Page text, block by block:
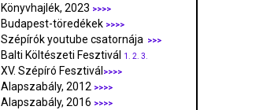
Könyvhajlék, 2023 >>>>
Budapest-töredékek >>>>
Szépírók youtube csatornája >>>
Balti Költészeti Fesztivál 1. 2. 3.
XV. Szépíró Fesztivál >>>>
Alapszabály, 2012 >>>>
Alapszabály, 2016 >>>>